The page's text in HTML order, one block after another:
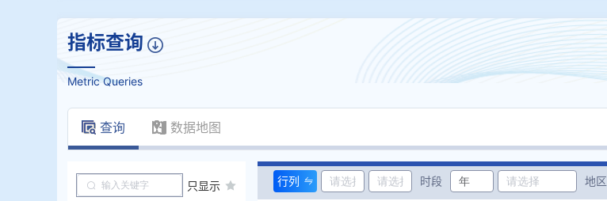
指标查询
Metric Queries
查询 数据地图
只显示 行列 时段 地区